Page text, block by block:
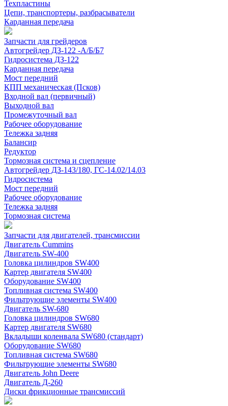
Техпластины
Цепи, транспортеры, разбрасыватели
Карданная передача
Запчасти для грейдеров
Автогрейдер ДЗ-122 -А/Б/Б7
Гидросистема ДЗ-122
Карданная передача
Мост передний
КПП механическая (Псков)
Входной вал (первичный)
Выходной вал
Промежуточный вал
Рабочее оборудование
Тележка задняя
Балансир
Редуктор
Тормозная система и сцепление
Автогрейдер ДЗ-143/180, ГС-14.02/14.03
Гидросистема
Мост передний
Рабочее оборудование
Тележка задняя
Тормозная система
Запчасти для двигателей, трансмиссии
Двигатель Cummins
Двигатель SW-400
Головка цилиндров SW400
Картер двигателя SW400
Оборудование SW400
Топливная система SW400
Фильтрующие элементы SW400
Двигатель SW-680
Головка цилиндров SW680
Картер двигателя SW680
Вкладыши коленвала SW680 (стандарт)
Оборудование SW680
Топливная система SW680
Фильтрующие элементы SW680
Двигатель John Deere
Двигатель Д-260
Диски фрикционные трансмиссий